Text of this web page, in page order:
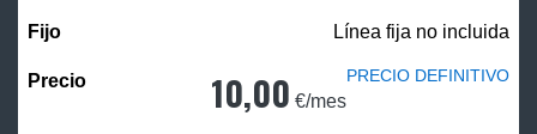
Línea fija no incluida
10,00 €/mes
PRECIO DEFINITIVO